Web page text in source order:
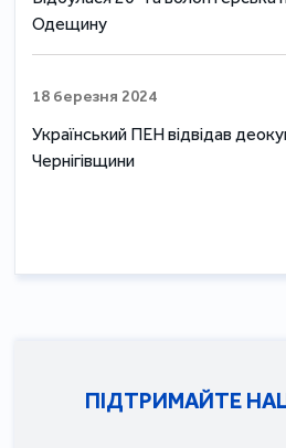
Одещину
18 березня 2024
Український ПЕН відвідав
Чернігівщини
ПІДТРИМАЙТЕ